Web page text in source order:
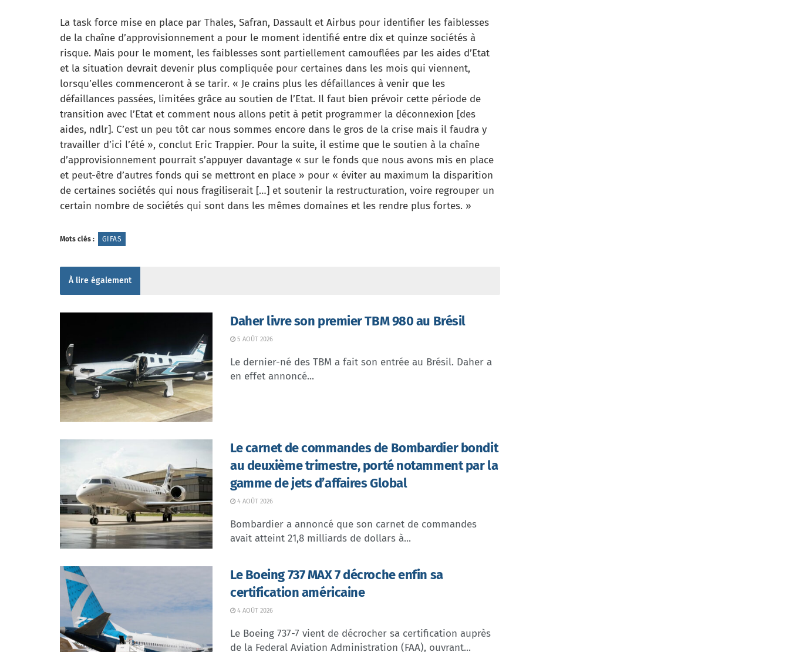
La task force mise en place par Thales, Safran, Dassault et Airbus pour identifier les faiblesses
de la chaîne d’approvisionnement a pour le moment identifié entre dix et quinze sociétés à
risque. Mais pour le moment, les faiblesses sont partiellement camouflées par les aides d’Etat
et la situation devrait devenir plus compliquée pour certaines dans les mois qui viennent,
lorsqu’elles commenceront à se tarir. « Je crains plus les défaillances à venir que les
défaillances passées, limitées grâce au soutien de l’Etat. Il faut bien prévoir cette période de
transition avec l’Etat et comment nous allons petit à petit programmer la déconnexion [des
aides, ndlr]. C’est un peu tôt car nous sommes encore dans le gros de la crise mais il faudra y
travailler d’ici l’été », conclut Eric Trappier. Pour la suite, il estime que le soutien à la chaîne
d’approvisionnement pourrait s’appuyer davantage « sur le fonds que nous avons mis en place
et peut-être d’autres fonds qui se mettront en place » pour « éviter au maximum la disparition
de certaines sociétés qui nous fragiliserait […] et soutenir la restructuration, voire regrouper un
certain nombre de sociétés qui sont dans les mêmes domaines et les rendre plus fortes. »
Mots clés : GIFAS
À lire également
Daher livre son premier TBM 980 au Brésil
5 AOÛT 2026
Le dernier-né des TBM a fait son entrée au Brésil. Daher a
en effet annoncé...
Le carnet de commandes de Bombardier bondit
au deuxième trimestre, porté notamment par la
gamme de jets d’affaires Global
4 AOÛT 2026
Bombardier a annoncé que son carnet de commandes
avait atteint 21,8 milliards de dollars à...
Le Boeing 737 MAX 7 décroche enfin sa
certification américaine
4 AOÛT 2026
Le Boeing 737-7 vient de décrocher sa certification auprès
de la Federal Aviation Administration (FAA), ouvrant...